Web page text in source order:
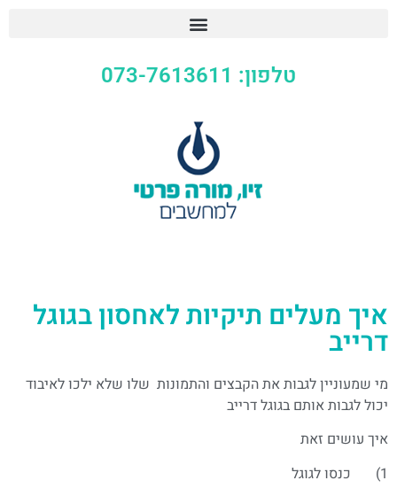
טלפון: 073-7613611
איך מעלים תיקיות לאחסון בגוגל
דרייב
מי שמעוניין לגבות את הקבצים והתמונות שלו שלא ילכו לאיבוד
יכול לגבות אותם בגוגל דרייב
איך עושים זאת
1) כנסו לגוגל